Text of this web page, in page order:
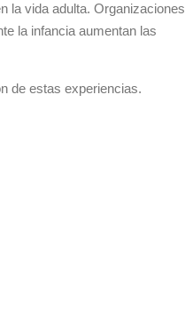
la vida adulta. Organizaciones
la infancia aumentan las
de estas experiencias.